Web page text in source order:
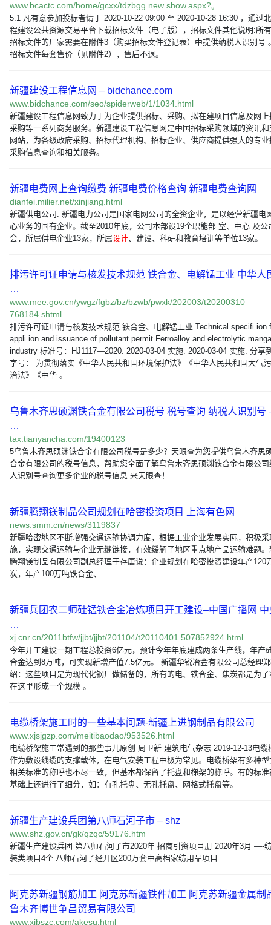
www.bcactc.com/home/gcxx/tdzbgg new show.aspx?。
5.1 凡有意参加投标者请于 2020-10-22 09:00 至 2020-10-28 16:30 ，通过
程建设公共资源交易平台下载招标文件（电子版），招标文件其他说明:所
招标文件的厂家需要在附件3（购买招标文件登记表）中提供纳税人识别号
招标文件每套售价（见附件2），售后不退。
新疆建设工程信息网 – bidchance.com
www.bidchance.com/seo/spiderweb/1/1034.html
新疆建设工程信息网致力于为企业提供招标、采购、拟在建项目信息及网上
采购等一系列商务服务。新疆建设工程信息网是中国招标采购领域的资讯和
网站，为各级政府采购、招标代理机构、招标企业、供应商提供强大的专业
采购信息查询和相关服务。
新疆电费网上查询缴费 新疆电费价格查询 新疆电费查询网
dianfei.milier.net/xinjiang.html
新疆供电公司. 新疆电力公司是国家电网公司的全资企业，是以经营新疆电
心业务的国有企业。截至2010年底，公司本部设19个职能部 室、中心 及公
会，所属供电企业13家，所属设计、建设、科研和教育培训等单位13家。
排污许可证申请与核发技术规范 铁合金、电解锰工业 中华人
…
www.mee.gov.cn/ywgz/fgbz/bz/bzwb/pwxk/202003/t20200310
768184.shtml
排污许可证申请与核发技术规范 铁合金、电解锰工业 Technical specifi ion
appli ion and issuance of pollutant permit Ferroalloy and electrolytic
industry 标准号：HJ1117—2020. 2020-03-04 实施. 2020-03-04 实施. 分享
字号： 为贯彻落实《中华人民共和国环境保护法》《中华人民共和国大气
治法》《中华 。
乌鲁木齐思硕渊铁合金有限公司税号 税号查询 纳税人识别号
…
tax.tianyancha.com/19400123
5乌鲁木齐思硕渊铁合金有限公司税号是多少？天眼查为您提供乌鲁木齐思
合金有限公司的税号信息，帮助您全面了解乌鲁木齐思硕渊铁合金有限公司
人识别号查询更多企业的税号信息 来天眼查！
新疆腾翔镁制品公司规划在哈密投资项目 上海有色网
news.smm.cn/news/3119837
新疆哈密地区不断增强交通运输协调力度，根据工业企业发展实际，积极采
施，实现交通运输与企业无缝链接，有效缓解了地区重点地产品运输难题。
腾翔镁制品有限公司副总经理于存唐说：企业规划在哈密投资建设年产120
炭，年产100万吨铁合金、
新疆兵团农二师硅锰铁合金冶炼项目开工建设–中国广播网
…
xj.cnr.cn/2011btfw/jjbt/jjbt/201104/t20110401 507852924.html
今年开工建设一期工程总投资6亿元，预计今年年底建成两条生产线，年产
合金达到8万吨，可实现新增产值7.5亿元。 新疆华锐冶金有限公司总经理
绍：这些项目是为现代化钢厂做储备的，所有的电、铁合金、焦炭都是为了
在这里形成一个规模 。
电缆桥架施工时的一些基本问题-新疆上进钢制品有限公司
www.xjsjgzp.com/meitibaodao/953526.html
电缆桥架施工常遇到的那些事儿原创 周卫新 建筑电气杂志 2019-12-13电缆
作为敷设线缆的支撑载体，在电气安装工程中极为常见。电缆桥架有多种型
相关标准的称呼也不尽一致，但基本都保留了托盘和梯架的称呼。有的标准
基础上还进行了细分，如：有孔托盘、无孔托盘、网格式托盘等。
新疆生产建设兵团第八师石河子市 – shz
www.shz.gov.cn/gk/qzqc/59176.htm
新疆生产建设兵团 第八师石河子市2020年 招商引资项目册 2020年3月 —-
装类项目4个 八师石河子经开区200万套中高档家纺用品项目
阿克苏新疆钢筋加工 阿克苏新疆铁件加工 阿克苏新疆金属制
鲁木齐博世争昌贸易有限公司
www.xjbszc.com/akesu.html